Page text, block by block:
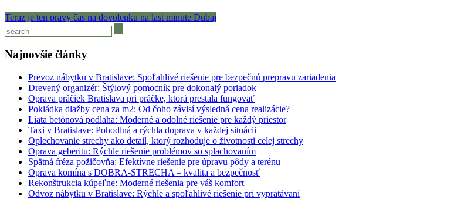
Teraz je ten pravý čas na dovolenku na last minute Dubaj
Najnovšie články
Prevoz nábytku v Bratislave: Spoľahlivé riešenie pre bezpečnú prepravu zariadenia
Drevený organizér: Štýlový pomocník pre dokonalý poriadok
Oprava práčiek Bratislava pri práčke, ktorá prestala fungovať
Pokládka dlažby cena za m2: Od čoho závisí výsledná cena realizácie?
Liata betónová podlaha: Moderné a odolné riešenie pre každý priestor
Taxi v Bratislave: Pohodlná a rýchla doprava v každej situácii
Oplechovanie strechy ako detail, ktorý rozhoduje o životnosti celej strechy
Oprava geberitu: Rýchle riešenie problémov so splachovaním
Spätná fréza požičovňa: Efektívne riešenie pre úpravu pôdy a terénu
Oprava komína s DOBRA-STRECHA – kvalita a bezpečnosť
Rekonštrukcia kúpeľne: Moderné riešenia pre váš komfort
Odvoz nábytku v Bratislave: Rýchle a spoľahlivé riešenie pri vypratávaní